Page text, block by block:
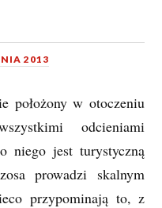
2013
położony w otoczeniu
odcieniami
niego jest turystyczną
prowadzi skalnym
przypominają to, z